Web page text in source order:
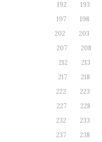
192
193
197
198
202
203
207
208
212
213
217
218
222
223
227
228
232
233
237
238